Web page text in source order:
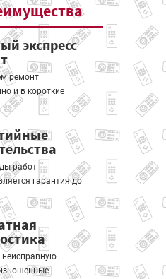
экспресс
ремонт
и в короткие
работ
гарантия до
неисправную